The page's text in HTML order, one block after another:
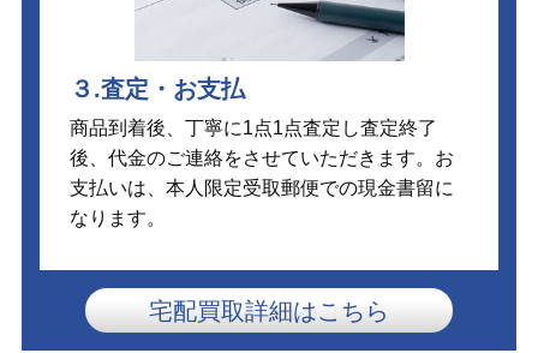
３.査定・お支払
商品到着後、丁寧に1点1点査定し査定終了
後、代金のご連絡をさせていただきます。お
支払いは、本人限定受取郵便での現金書留に
なります。
宅配買取詳細はこちら